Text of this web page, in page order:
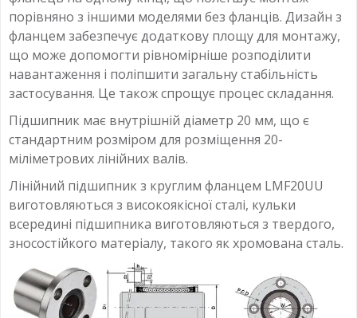
порівняно з іншими моделями без фланців. Дизайн з
фланцем забезпечує додаткову площу для монтажу,
що може допомогти рівномірніше розподілити
навантаження і поліпшити загальну стабільність
застосування. Це також спрощує процес складання.
Підшипник має внутрішній діаметр 20 мм, що є
стандартним розміром для розміщення 20-
міліметрових лінійних валів.
Лінійний підшипник з круглим фланцем LMF20UU
виготовляються з високоякісної сталі, кульки
всередині підшипника виготовляються з твердого,
зносостійкого матеріалу, такого як хромована сталь.